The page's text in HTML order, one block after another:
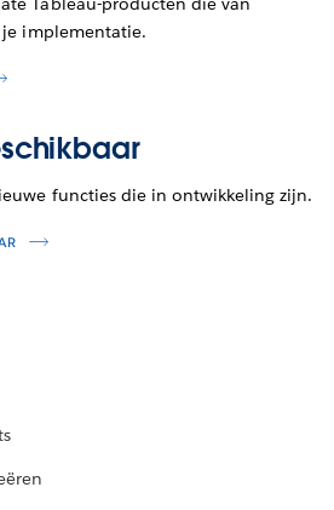
implementatie.
functies die in ontwikkeling zijn.